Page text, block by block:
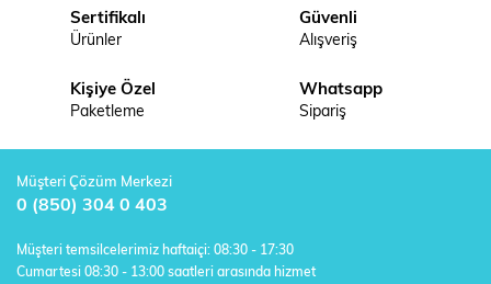
Sertifikalı
Ürünler
Güvenli
Alışveriş
Kişiye Özel
Paketleme
Whatsapp
Sipariş
Müşteri Çözüm Merkezi
0 (850) 304 0 403
Müşteri temsilcelerimiz haftaiçi: 08:30 - 17:30
Cumartesi 08:30 - 13:00 saatleri arasında hizmet